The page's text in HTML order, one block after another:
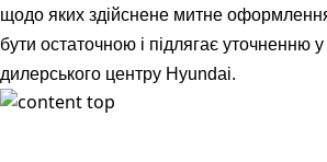
щодо яких здійснене митне
бути остаточною і підлягає уточненню у
дилерського центру Hyundai.